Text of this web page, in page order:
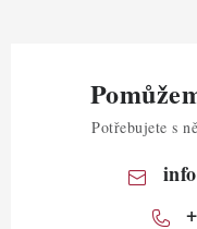
Potřebujete s
info